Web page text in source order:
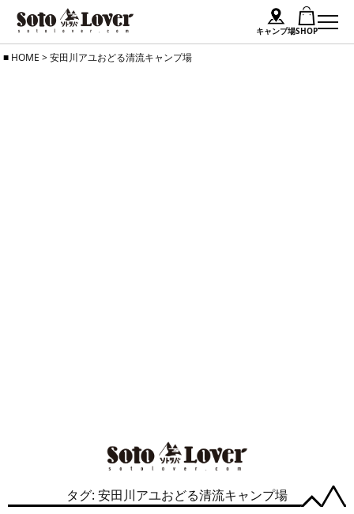
キャンプ場SHOP
SkipHOME >安田川アユおどる清流キャンプ場
タグ: 安田川アユおどる清流キャンプ場